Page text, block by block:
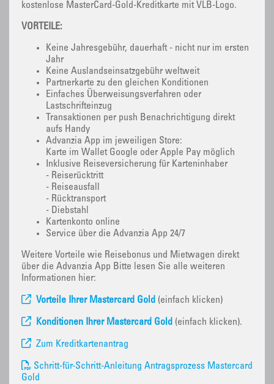
kostenlose MasterCard-Gold-Kreditkarte mit VLB-Logo.
VORTEILE:
Keine Jahresgebühr, dauerhaft - nicht nur im ersten
Jahr
Keine Auslandseinsatzgebühr weltweit
Partnerkarte zu den gleichen Konditionen
Einfaches Überweisungsverfahren oder
Lastschrifteinzug
Transaktionen per push Benachrichtigung direkt
aufs Handy
Advanzia App im jeweiligen Store:
Karte im Wallet Google oder Apple Pay möglich
Inklusive Reiseversicherung für Karteninhaber
- Reiserücktritt
- Reiseausfall
- Rücktransport
- Diebstahl
Kartenkonto online
Service über die Advanzia App 24/7
Weitere Vorteile wie Reisebonus und Mietwagen direkt
über die Advanzia App Bitte lesen Sie alle weiteren
Informationen hier:
Vorteile Ihrer Mastercard Gold (einfach klicken)
Konditionen Ihrer Mastercard Gold (einfach klicken).
Zum Kreditkartenantrag
Schritt-für-Schritt-Anleitung Antragsprozess Mastercard
Gold